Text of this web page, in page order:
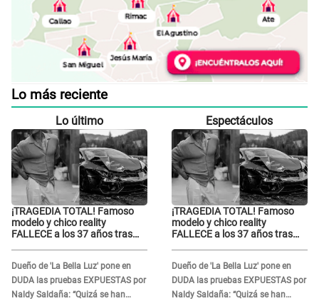
Lo más reciente
Lo último
¡TRAGEDIA TOTAL! Famoso
modelo y chico reality
FALLECE a los 37 años tras
Dueño de 'La Bella Luz' pone en
DUDA las pruebas EXPUESTAS por
Naldy Saldaña: “Quizá se han
Espectáculos
¡TRAGEDIA TOTAL! Famoso
modelo y chico reality
FALLECE a los 37 años tras
Dueño de 'La Bella Luz' pone en
DUDA las pruebas EXPUESTAS por
Naldy Saldaña: “Quizá se han